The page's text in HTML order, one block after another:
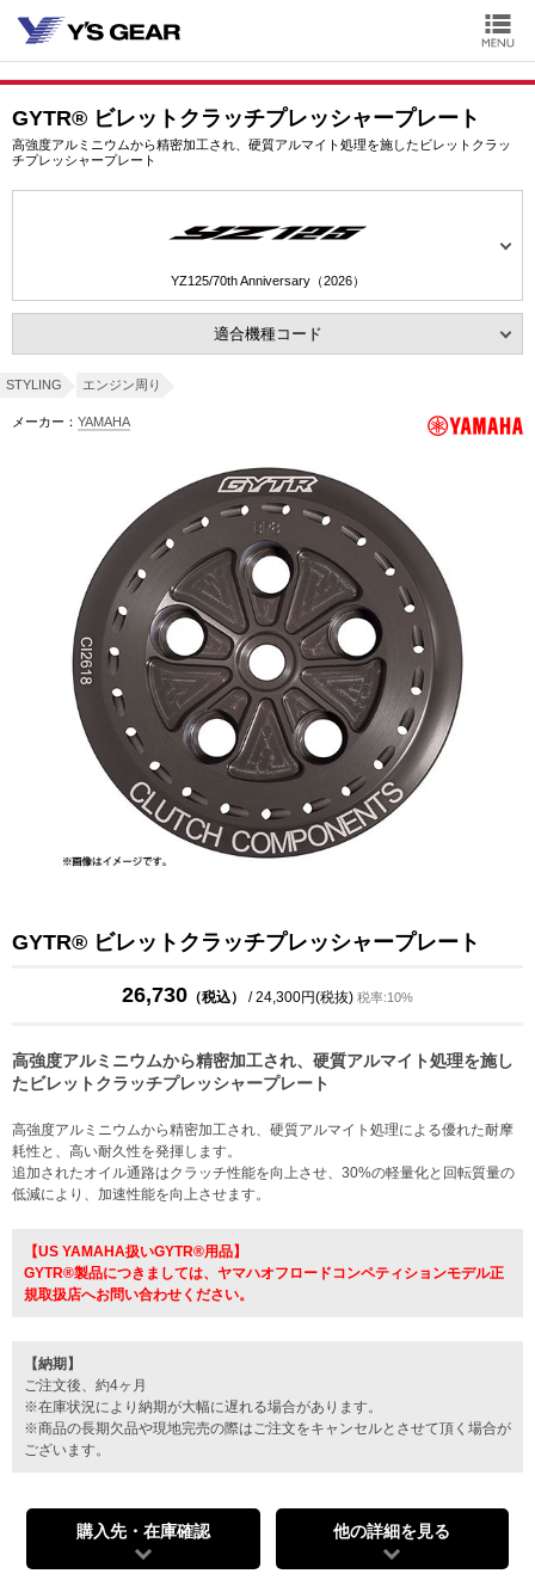
GYTR® ビレットクラッチプレッシャープレート
高強度アルミニウムから精密加工され、硬質アルマイト処理を施したビレットクラッ
チプレッシャープレート
YZ125/70th Anniversary（2026）
適合機種コード
STYLING エンジン周り
メーカー： YAMAHA
GYTR® ビレットクラッチプレッシャープレート
26,730 （税込） / 24,300円(税抜) 税率:10%
高強度アルミニウムから精密加工され、硬質アルマイト処理を施し
たビレットクラッチプレッシャープレート
高強度アルミニウムから精密加工され、硬質アルマイト処理による優れた耐摩
耗性と、高い耐久性を発揮します。
追加されたオイル通路はクラッチ性能を向上させ、30%の軽量化と回転質量の
低減により、加速性能を向上させます。
【US YAMAHA扱いGYTR®用品】
GYTR®製品につきましては、ヤマハオフロードコンペティションモデル正
規取扱店へお問い合わせください。
【納期】
ご注文後、約4ヶ月
※在庫状況により納期が大幅に遅れる場合があります。
※商品の長期欠品や現地完売の際はご注文をキャンセルとさせて頂く場合が
ございます。
購入先・在庫確認 他の詳細を見る